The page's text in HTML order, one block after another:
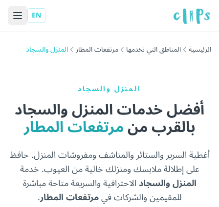
EN
الرئيسية المناطق التي نخدمها مرتفعات المطار المنزل والسجاد
المنزل والسجاد
أفضل خدمات المنزل والسجاد
بالقرب منمرتفعات المطار
أغطية السرير والستائر والمناشف ومفروشات المنزل. حافظ
على إطلالة ملابسك ومنزلك خالية من العيوب. خدمة
المنزل والسجادالاحترافية والسريعة متاحة مباشرة
للمقيمين والشركات فيمرتفعات المطار.